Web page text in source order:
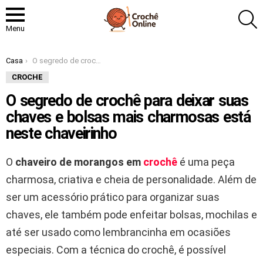
Menu
Você está aqui:
Casa
O segredo de crochê para deixar suas chaves e bolsas mais charmosas está neste chaveirinho
CROCHE
O segredo de crochê para deixar suas
chaves e bolsas mais charmosas está
neste chaveirinho
O chaveiro de morangos em crochê é uma peça
charmosa, criativa e cheia de personalidade. Além de
ser um acessório prático para organizar suas
chaves, ele também pode enfeitar bolsas, mochilas e
até ser usado como lembrancinha em ocasiões
especiais. Com a técnica do crochê, é possível